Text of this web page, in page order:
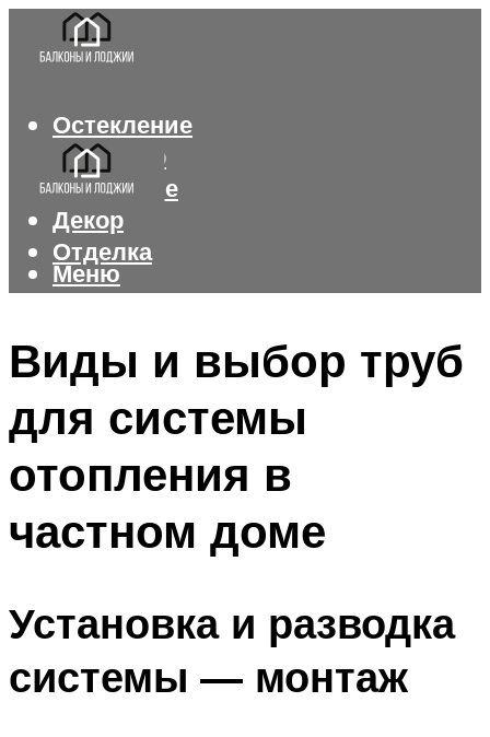
Остекление
Интерьер
Утепление
Декор
Отделка
Меню
Виды и выбор труб
для системы
отопления в
частном доме
Установка и разводка
системы — монтаж